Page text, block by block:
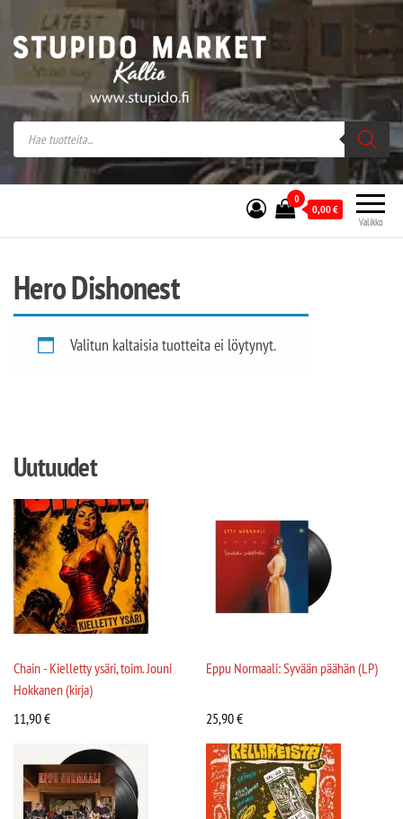
Stupido Market – verkossa ja kivijalassa
Stupido Market on vaihtoehtomusaan
erikoistunut verkko- sekä
kivijalkakauppa Helsingissä Kallion
sydämessä.
Valikko
0
0,00€
Hero Dishonest
Valitun kaltaisia tuotteita ei löytynyt.
Uutuudet
Chain - Kielletty ysäri, toim. Jouni
Hokkanen (kirja)
11,90€
Eppu Normaali: Syvään päähän (LP)
25,90€